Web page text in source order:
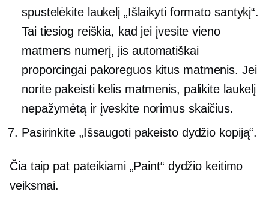
spustelėkite laukelį „Išlaikyti formato santykį“.
Tai tiesiog reiškia, kad jei įvesite vieno
matmens numerį, jis automatiškai
proporcingai pakoreguos kitus matmenis. Jei
norite pakeisti kelis matmenis, palikite laukelį
nepažymėtą ir įveskite norimus skaičius.
Pasirinkite „Išsaugoti pakeisto dydžio kopiją“.
Čia taip pat pateikiami „Paint“ dydžio keitimo
veiksmai.